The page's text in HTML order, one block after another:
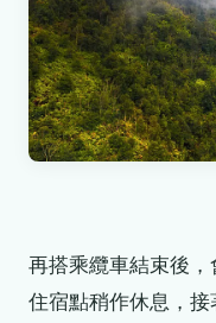
再搭乘纜車結束後
住宿點稍作休息，